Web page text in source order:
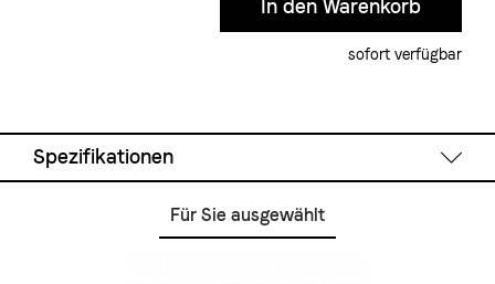
sofort verfügbar
Spezifikationen
Für Sie ausgewählt